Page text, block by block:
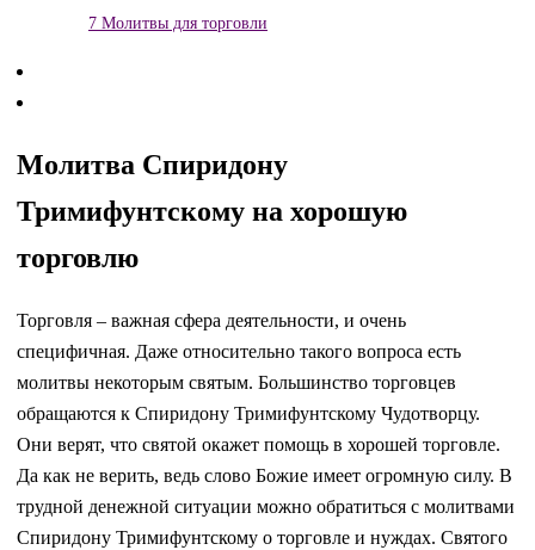
7 Молитвы для торговли
Молитва Спиридону
Тримифунтскому на хорошую
торговлю
Торговля – важная сфера деятельности, и очень
специфичная. Даже относительно такого вопроса есть
молитвы некоторым святым. Большинство торговцев
обращаются к Спиридону Тримифунтскому Чудотворцу.
Они верят, что святой окажет помощь в хорошей торговле.
Да как не верить, ведь слово Божие имеет огромную силу. В
трудной денежной ситуации можно обратиться с молитвами
Спиридону Тримифунтскому о торговле и нуждах. Святого